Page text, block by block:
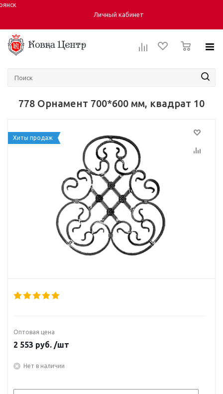
Личный кабинет
778 Орнамент 700*600 мм, квадрат 10
Хиты продаж
Оптовая цена
2 553 руб. /шт
Нет в наличии